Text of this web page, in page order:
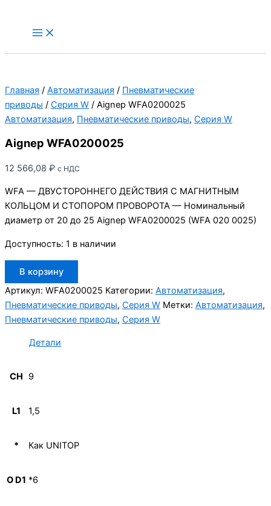
Main
Menu
Главная / Автоматизация / Пневматические
приводы / Серия W / Aignep WFA0200025
Автоматизация, Пневматические приводы, Серия W
Aignep WFA0200025
12 566,08 ₽ с НДС
WFA — ДВУСТОРОННЕГО ДЕЙСТВИЯ С МАГНИТНЫМ
КОЛЬЦОМ И СТОПОРОМ ПРОВОРОТА — Номинальный
диаметр от 20 до 25 Aignep WFA0200025 (WFA 020 0025)
Доступность: 1 в наличии
товара
Aignep
WFA0200025
В корзину
Артикул: WFA0200025 Категории: Автоматизация,
Пневматические приводы, Серия W Метки: Автоматизация,
Пневматические приводы, Серия W
Детали
CH 9
L1 1,5
* Как UNITOP
O D1 *6